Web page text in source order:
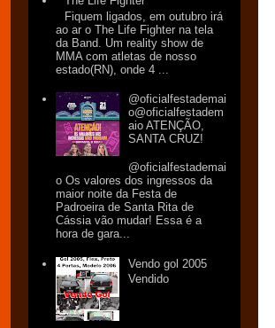
Fiquem ligados, em outubro irá
ao ar o The Life Fighter na tela
da Band. Um reality show de
MMA com atletas de nosso
estado(RN), onde 4 ...
@oficialfestademai
o@oficialfestadem
aio ATENÇÃO,
SANTA CRUZ!
@oficialfestademai
o Os valores dos ingressos da
maior noite da Festa de
Padroeira de Santa Rita de
Cássia vão mudar! Essa é a
hora de gara...
Vendo gol 2005
Vendido